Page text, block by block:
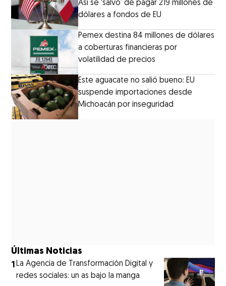
Así se ‘salvó’ de pagar 219 millones de
dólares a fondos de EU
Pemex destina 84 millones de dólares
a coberturas financieras por
volatilidad de precios
Este aguacate no salió bueno: EU
suspende importaciones desde
Michoacán por inseguridad
Últimas Noticias
1La Agencia de Transformación Digital y
redes sociales: un as bajo la manga